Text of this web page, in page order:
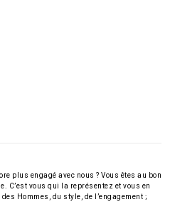
plus engagé avec nous ? Vous êtes au bon
C’est vous qui la représentez et vous en
Hommes, du style, de l’engagement ;